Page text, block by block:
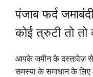
पंजाब फर्द
कोई त्रुटी तो तो
आपके जमीन के दस्तावेज़ से
समस्या के समाधान के